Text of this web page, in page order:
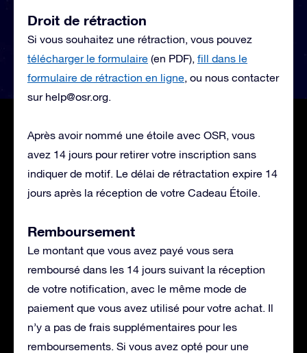
Droit de rétraction
Si vous souhaitez une rétraction, vous pouvez
télécharger le formulaire (en PDF), fill dans le
formulaire de rétraction en ligne, ou nous contacter
sur help@osr.org.
Après avoir nommé une étoile avec OSR, vous
avez 14 jours pour retirer votre inscription sans
indiquer de motif. Le délai de rétractation expire 14
jours après la réception de votre Cadeau Étoile.
Remboursement
Le montant que vous avez payé vous sera
remboursé dans les 14 jours suivant la réception
de votre notification, avec le même mode de
paiement que vous avez utilisé pour votre achat. Il
n’y a pas de frais supplémentaires pour les
remboursements. Si vous avez opté pour une